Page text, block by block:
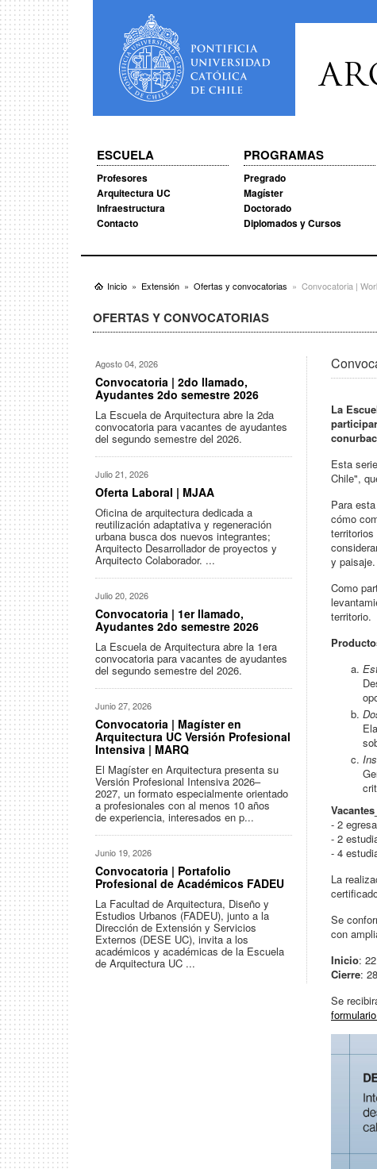
ESCUELA
Profesores
Arquitectura UC
Infraestructura
Contacto
PROGRAMAS
Pregrado
Magíster
Doctorado
Diplomados y Cursos
Inicio Extensión Ofertas y convocatorias Convocatoria |
OFERTAS Y CONVOCATORIAS
La
Esta
Chile",
Para
cómo
y paisaje.
Como
territorio.
Vacantes_
- 2
- 2
- 4
La
Se
con
Inicio:
Cierre:
Se
Agosto 04, 2026
Convocatoria | 2do llamado,
Ayudantes 2do semestre 2026
La Escuela de Arquitectura abre la 2da
convocatoria para vacantes de ayudantes
del segundo semestre del 2026.
Julio 21, 2026
Oferta Laboral | MJAA
Oficina de arquitectura dedicada a
reutilización adaptativa y regeneración
urbana busca dos nuevos integrantes;
Arquitecto Desarrollador de proyectos y
Arquitecto Colaborador. ...
Julio 20, 2026
Convocatoria | 1er llamado,
Ayudantes 2do semestre 2026
La Escuela de Arquitectura abre la 1era
convocatoria para vacantes de ayudantes
del segundo semestre del 2026.
Junio 27, 2026
Convocatoria | Magíster en
Arquitectura UC Versión Profesional
Intensiva | MARQ
El Magíster en Arquitectura presenta su
Versión Profesional Intensiva 2026–
2027, un formato especialmente orientado
a profesionales con al menos 10 años
de experiencia, interesados en p...
Junio 19, 2026
Convocatoria | Portafolio
Profesional de Académicos FADEU
La Facultad de Arquitectura, Diseño y
Estudios Urbanos (FADEU), junto a la
Dirección de Extensión y Servicios
Externos (DESE UC), invita a los
académicos y académicas de la Escuela
de Arquitectura UC ...